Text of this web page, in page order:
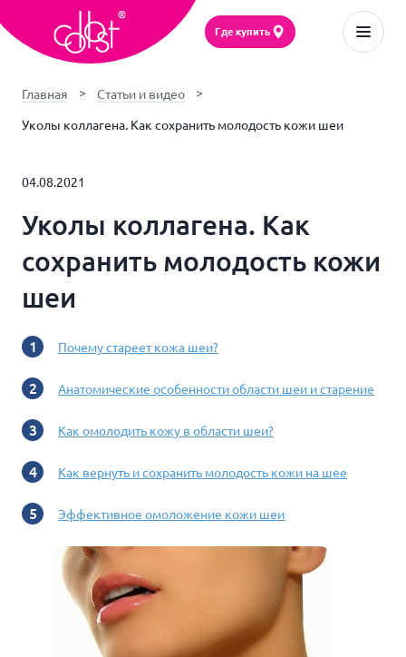
Где купить
Главная Статьи и видео
Уколы коллагена. Как сохранить молодость кожи шеи
04.08.2021
Уколы коллагена. Как
сохранить молодость кожи
шеи
Почему стареет кожа шеи?
Анатомические особенности области шеи и старение
Как омолодить кожу в области шеи?
Как вернуть и сохранить молодость кожи на шее
Эффективное омоложение кожи шеи